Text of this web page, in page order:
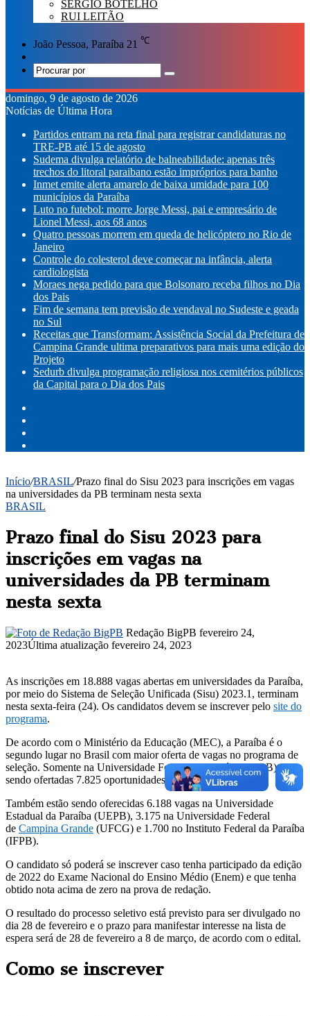
SÉRGIO BOTELHO
RUI LEITÃO
João Pessoa, Paraíba 21 ℃
skin
Procurar
por
domingo, 9 de agosto de 2026
Notícias de Última Hora
Partidos entram na reta final para registrar candidaturas no
TRE-PB até 15 de agosto
Sudema divulga relatório de balneabilidade: apenas três
trechos do litoral paraibano estão impróprios para banho
Inmet emite alerta amarelo de baixa umidade para 100
municípios da Paraíba
Luto no futebol: morre Jorge Messi, pai e empresário de
Lionel Messi, aos 68 anos
Quatro pessoas morrem em queda de helicóptero no Rio de
Janeiro
Controle do colesterol deve começar na infância, alerta
cardiologista
Moraes nega pedido para que Bolsonaro receba filhos no Dia
dos Pais
Fim de semana tem previsão de vendaval no Sudeste e geada
no Sul
Receitas que Transformam: Assistência Social da Prefeitura de
Campina Grande ultima preparativos para mais uma edição do
Projeto
Sedurb divulga programação religiosa nos cemitérios públicos
da Capital para o Dia dos Pais
Início/BRASIL/Prazo final do Sisu 2023 para inscrições em vagas
na universidades da PB terminam nesta sexta
BRASIL
Prazo final do Sisu 2023 para
inscrições em vagas na
universidades da PB terminam
nesta sexta
Redação BigPB Mande
fevereiro 24,
2023Última atualização fevereiro 24, 2023
As inscrições em 18.888 vagas abertas em universidades da Paraíba,
por meio do Sistema de Seleção Unificada (Sisu) 2023.1, terminam
nesta sexta-feira (24). Os candidatos devem se inscrever pelo site do
programa.
De acordo com o Ministério da Educação (MEC), a Paraíba é o
segundo lugar no Brasil com maior oferta de vagas no programa de
seleção. Somente na Universidade Federal da Paraíba (UFPB) estão
sendo ofertadas 7.825 oportunidades, em 124 cursos.
Também estão sendo oferecidas 6.188 vagas na Universidade
Estadual da Paraíba (UEPB), 3.175 na Universidade Federal
de Campina Grande (UFCG) e 1.700 no Instituto Federal da Paraíba
(IFPB).
O candidato só poderá se inscrever caso tenha participado da edição
de 2022 do Exame Nacional do Ensino Médio (Enem) e que tenha
obtido nota acima de zero na prova de redação.
O resultado do processo seletivo está previsto para ser divulgado no
dia 28 de fevereiro e o prazo para manifestar interesse na lista de
espera será de 28 de fevereiro a 8 de março, de acordo com o edital.
Como se inscrever